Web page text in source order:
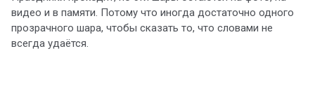
видео и в памяти. Потому что иногда достаточно одного
прозрачного шара, чтобы сказать то, что словами не
всегда удаётся.